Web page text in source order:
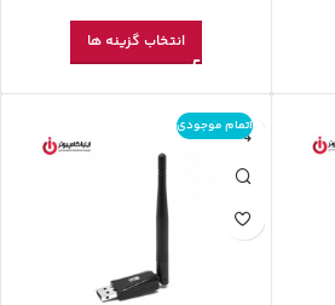
انتخاب گزینه ها
اتمام موجودی